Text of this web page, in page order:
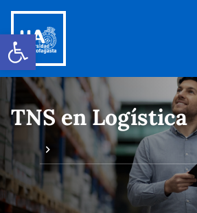
Abrir barra de herramientas
TNS en Logística